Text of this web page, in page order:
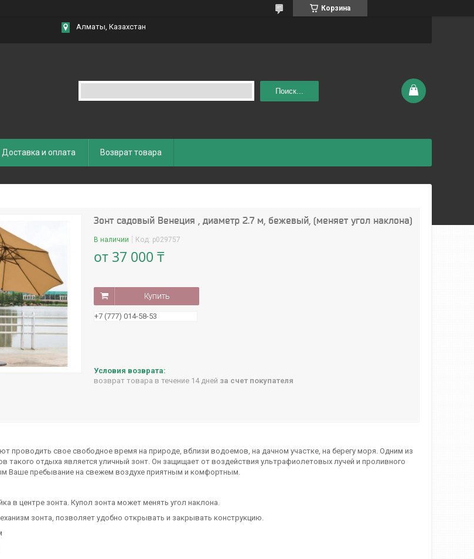
Корзина
Алматы, Казахстан
Поиск...
Доставка и оплата Возврат товара
Зонт садовый Венеция , диаметр 2.7 м, бежевый, (меняет угол наклона)
В наличии Код: p029757
от 37 000 ₸
Купить
+7 (777) 014-58-53
возврат товара в течение 14 дней за счет покупателя
проводить свое свободное время на природе, вблизи водоемов, на дачном участке, на берегу моря. Одним из
такого отдыха является уличный зонт. Он защищает от воздействия ультрафиолетовых лучей и проливного
Ваше пребывание на свежем воздухе приятным и комфортным.
в центре зонта. Купол зонта может менять угол наклона.
зонта, позволяет удобно открывать и закрывать конструкцию.